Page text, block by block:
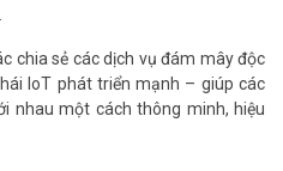
camera giúp phân biệt và phát
côn trùng bay ngang qua và
vào khu vực cần giám sát của
chia sẻ các dịch vụ đám mây độc
IoT phát triển mạnh – giúp các
nhau một cách thông minh, hiệu